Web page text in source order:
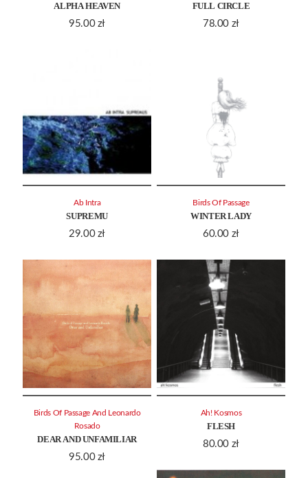
ALPHA HEAVEN
95.00 zł
FULL CIRCLE
78.00 zł
SUPREMU
29.00 zł
Ab Intra
WINTER LADY
60.00 zł
Birds Of Passage
DEAR AND UNFAMILIAR
95.00 zł
Birds Of Passage And Leonardo
Rosado
FLESH
80.00 zł
Ah! Kosmos